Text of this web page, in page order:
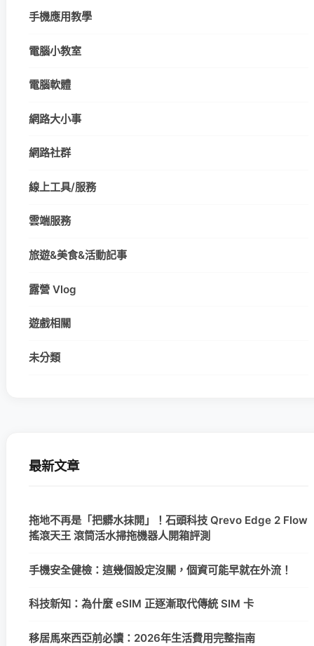
手機應用教學
電腦小教室
電腦軟體
網路大小事
網路社群
線上工具/服務
雲端服務
旅遊&美食&活動記事
露營 Vlog
遊戲相關
未分類
最新文章
拖地不再是「把髒水抹開」！石頭科技 Qrevo Edge 2 Flow
搖滾天王 滾筒活水掃拖機器人開箱評測
手機安全健檢：這幾個設定沒關，個資可能早就在外流！
科技新知：為什麼 eSIM 正逐漸取代傳統 SIM 卡
移居馬來西亞前必讀：2026年生活費用完整指南